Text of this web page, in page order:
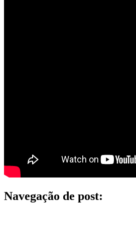
Navegação de post: